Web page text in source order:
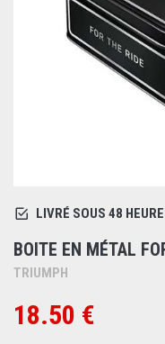
LIVRÉ SOUS 48
BOITE EN MÉTAL
TRIUMPH
18.50 €